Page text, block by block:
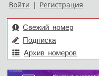
Войти | Регистрация
Свежий номер
Подписка
Архив номеров